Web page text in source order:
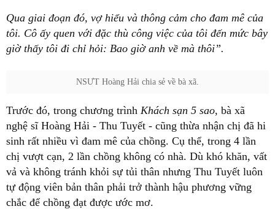
Qua giai đoạn đó, vợ hiểu và thông cảm cho đam mê của
tôi. Cô ấy quen với đặc thù công việc của tôi đến mức bây
giờ thấy tôi đi chỉ hỏi: Bao giờ anh về mà thôi”.
NSƯT Hoàng Hải chia sẻ về bà xã.
Trước đó, trong chương trình Khách sạn 5 sao, bà xã
nghệ sĩ Hoàng Hải - Thu Tuyết - cũng thừa nhận chị đã hi
sinh rất nhiều vì đam mê của chồng. Cụ thể, trong 4 lần
chị vượt cạn, 2 lần chồng không có nhà. Dù khó khăn, vất
vả và không tránh khỏi sự tủi thân nhưng Thu Tuyết luôn
tự động viên bản thân phải trở thành hậu phương vững
chắc để chồng đạt được ước mơ.